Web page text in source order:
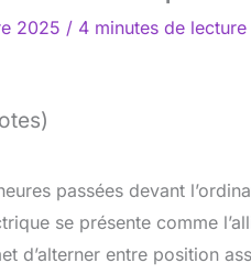
2025 / 4 minutes de lecture
passées devant
se présente comme
d’alterner entre position